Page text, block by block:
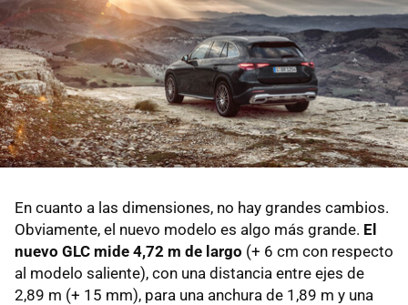
En cuanto a las dimensiones, no hay grandes cambios.
Obviamente, el nuevo modelo es algo más grande. El
nuevo GLC mide 4,72 m de largo (+ 6 cm con respecto
al modelo saliente), con una distancia entre ejes de
2,89 m (+ 15 mm), para una anchura de 1,89 m y una